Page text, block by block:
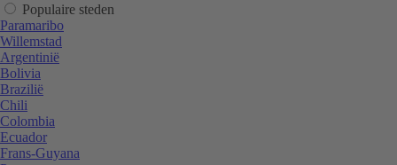
Populaire steden
Paramaribo
Willemstad
Argentinië
Bolivia
Brazilië
Chili
Colombia
Ecuador
Frans-Guyana